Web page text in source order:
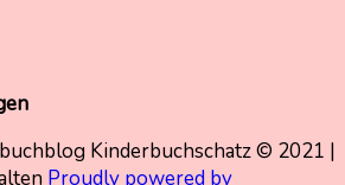
Kinderbuchschatz © 2021 |
Proudly powered by